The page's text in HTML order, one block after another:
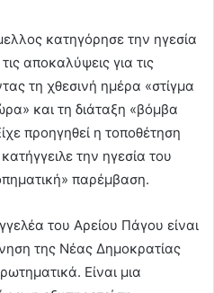
κατηγόρησε την ηγεσία
αποκαλύψεις για τις
τη χθεσινή ημέρα «στίγμα
και τη διάταξη «βόμβα
προηγηθεί η τοποθέτηση
την ηγεσία του
παρέμβαση.
του Αρείου Πάγου είναι
της Νέας Δημοκρατίας
Είναι μια